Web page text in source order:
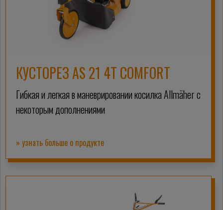
КУСТОРЕЗ AS 21 4T COMFORT
Гибкая и легкая в маневрировании косилка Allmäher с
некоторым дополнениями
» узнать больше о продукте